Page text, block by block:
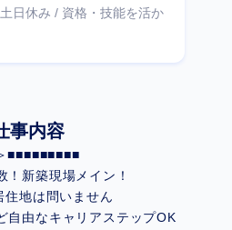
日休み / 資格・技能を活か
事内容
■■■■■■■■■
新築現場メイン！
地は問いません
自由なキャリアステップOK